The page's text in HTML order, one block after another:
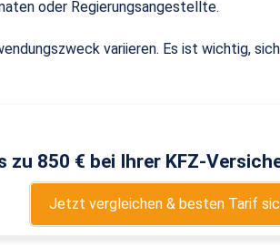
oder Regierungsangestellte.
variieren. Es ist wichtig,
zu 850 € bei Ihrer KFZ-
Jetzt vergleichen & besten Tarif